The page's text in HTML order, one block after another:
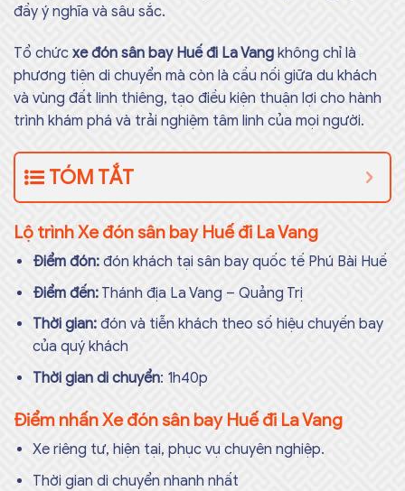
đầy ý nghĩa và sâu sắc.
Tổ chức xe đón sân bay Huế đi La Vang không chỉ là
phương tiện di chuyển mà còn là cầu nối giữa du khách
và vùng đất linh thiêng, tạo điều kiện thuận lợi cho hành
trình khám phá và trải nghiệm tâm linh của mọi người.
TÓM TẮT
Lộ trình Xe đón sân bay Huế đi La Vang
Điểm đón:đón khách tại sân bay quốc tế Phú Bài Huế
Điểm đến:Thánh địa La Vang – Quảng Trị
Thời gian:đón và tiễn khách theo số hiệu chuyến bay
của quý khách
Thời gian di chuyển: 1h40p
Điểm nhấn Xe đón sân bay Huế đi La Vang
Xe riêng tư, hiện tại, phục vụ chuyên nghiệp.
Thời gian di chuyển nhanh nhất